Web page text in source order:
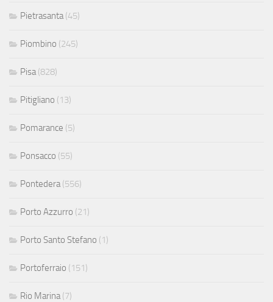
Pietrasanta (45)
Piombino (245)
Pisa (828)
Pitigliano (13)
Pomarance (5)
Ponsacco (55)
Pontedera (556)
Porto Azzurro (21)
Porto Santo Stefano (1)
Portoferraio (151)
Rio Marina (7)